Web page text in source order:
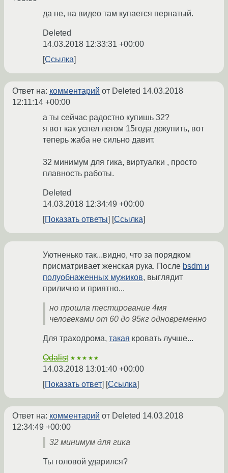
да не, на видео там купается пернатый.
Deleted
14.03.2018 12:33:31 +00:00
Ссылка
Ответ на: комментарий от Deleted 14.03.2018
12:11:14 +00:00
а ты сейчас радостно купишь 32?
я вот как успел летом 15года докупить, вот
теперь жаба не сильно давит.
32 минимум для гика, виртуалки , просто
плавность работы.
Deleted
14.03.2018 12:34:49 +00:00
Показать ответы
Ссылка
Уютненько так...видно, что за порядком
присматривает женская рука. После bsdm и
полуобнаженных мужиков, выглядит
прилично и приятно...
но прошла тестирование 4мя
человеками от 60 до 95кг одновременно
Для траходрома, такая кровать лучше...
Odalist ★★★★★
14.03.2018 13:01:40 +00:00
Показать ответ
Ссылка
Ответ на: комментарий от Deleted 14.03.2018
12:34:49 +00:00
32 минимум для гика
Ты головой ударился?